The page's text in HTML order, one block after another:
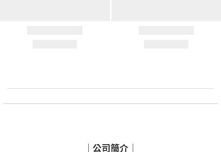
｜公司簡介｜